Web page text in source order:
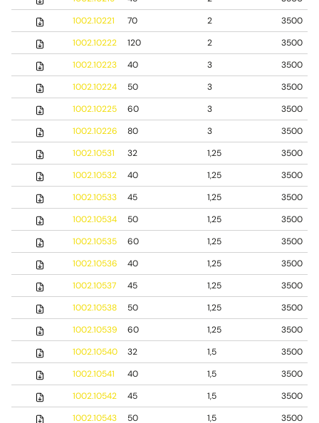
1002.10221
70 2
3500
1002.10222
120 2
3500
1002.10223
40 3
3500
1002.10224
50 3
3500
1002.10225
60 3
3500
1002.10226
80 3
3500
1002.10531
32 1,25
3500
1002.10532
40 1,25
3500
1002.10533
45 1,25
3500
1002.10534
50 1,25
3500
1002.10535
60 1,25
3500
1002.10536
40 1,25
3500
1002.10537
45 1,25
3500
1002.10538
50 1,25
3500
1002.10539
60 1,25
3500
1002.10540
32 1,5
3500
1002.10541
40 1,5
3500
1002.10542
45 1,5
3500
1002.10543
50 1,5
3500